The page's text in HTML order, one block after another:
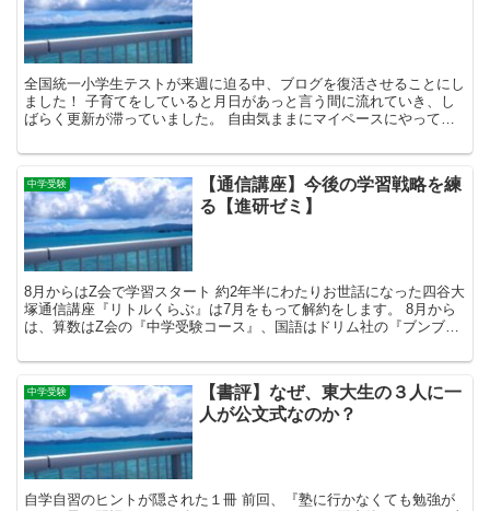
全国統一小学生テストが来週に迫る中、ブログを復活させることにし
ました！ 子育てをしていると月日があっと言う間に流れていき、し
ばらく更新が滞っていました。 自由気ままにマイペースにやってい
中学受験
【通信講座】今後の学習戦略を練
る【進研ゼミ】
8月からはZ会で学習スタート 約2年半にわたりお世話になった四谷大
塚通信講座『リトルくらぶ』は7月をもって解約をします。 8月から
は、算数はZ会の『中学受験コース』、国語はドリム社の『ブンブン
中学受験
【書評】なぜ、東大生の３人に一
人が公文式なのか？
自学自習のヒントが隠された１冊 前回、『塾に行かなくても勉強が